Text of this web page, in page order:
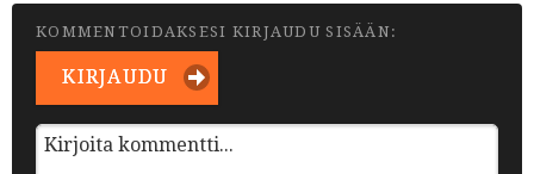
KOMMENTOIDAKSESI KIRJAUDU SISÄÄN:
KIRJAUDU